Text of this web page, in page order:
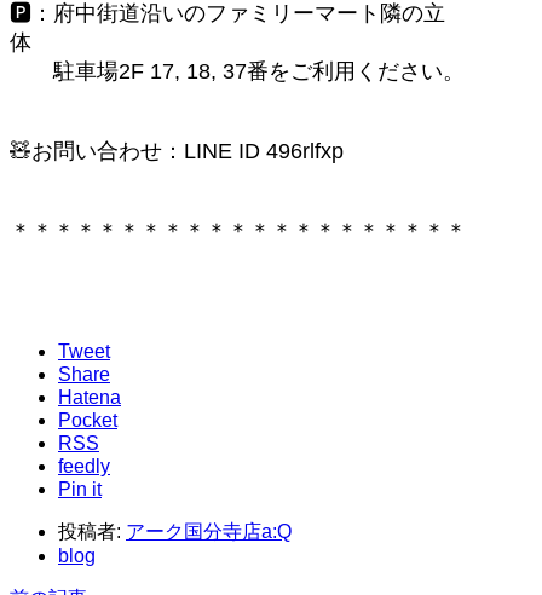
🅿︎：府中街道沿いのファミリーマート隣の立
体
駐車場2F 17, 18, 37番をご利用ください。
🧸お問い合わせ：LINE ID 496rlfxp
＊＊＊＊＊＊＊＊＊＊＊＊＊＊＊＊＊＊＊＊＊
Tweet
Share
Hatena
Pocket
RSS
feedly
Pin it
投稿者: アーク国分寺店a:Q
blog